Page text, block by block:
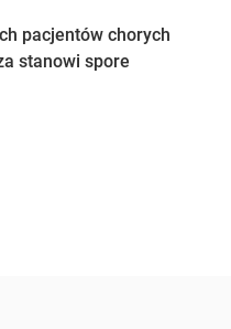
pacjentów chorych
stanowi spore